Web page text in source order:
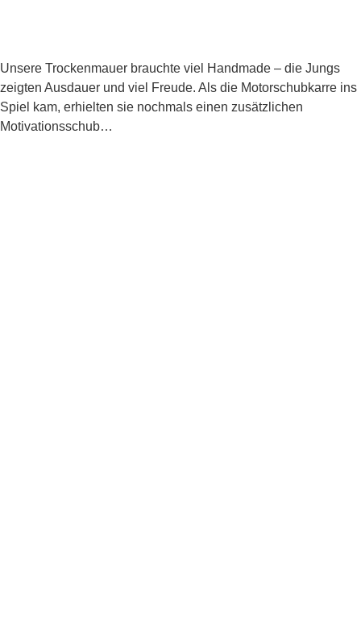
Unsere Trockenmauer brauchte viel Handmade – die Jungs
zeigten Ausdauer und viel Freude. Als die Motorschubkarre ins
Spiel kam, erhielten sie nochmals einen zusätzlichen
Motivationsschub…